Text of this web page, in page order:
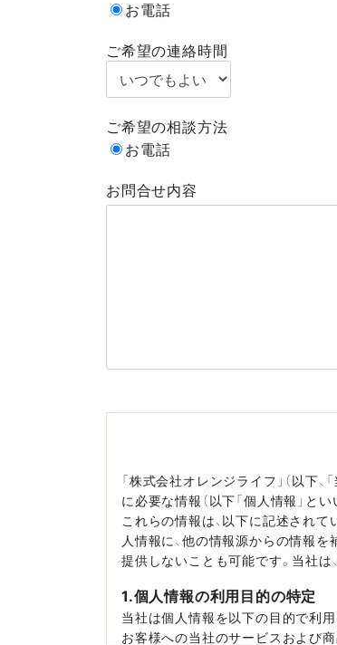
お電話
ご希望の連絡時間
ご希望の相談方法
お電話
お問合せ内容
「株式会社オレンジライフ」（以下
に必要な情報（以下「個人情報」と
これらの情報は、以下に記述され
人情報に、他の情報源からの情報
提供しないことも可能です。当社
1.個人情報の利用目的の特定
当社は個人情報を以下の目的で利用
お客様への当社のサービスおよび